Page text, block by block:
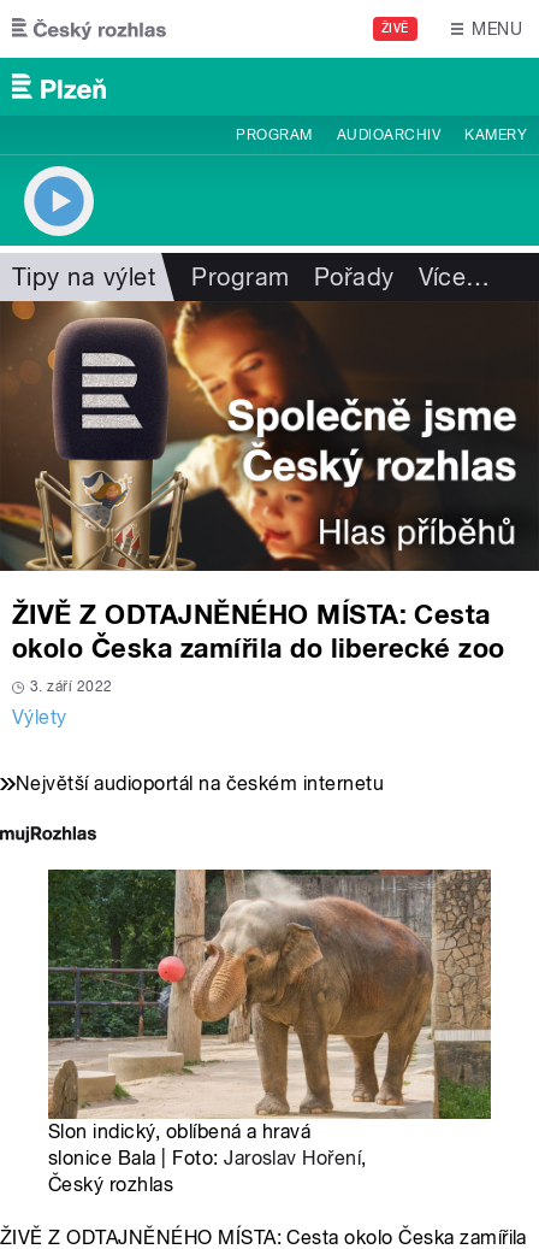
Přejít k hlavnímu obsahu
ŽIVĚ MENU
PROGRAM AUDIOARCHIV KAMERY
Tipy na výlet Program Pořady Více…
ŽIVĚ Z ODTAJNĚNÉHO MÍSTA: Cesta
okolo Česka zamířila do liberecké zoo
3. září 2022
Výlety
Největší audioportál na českém internetu
Slon indický, oblíbená a hravá
slonice Bala | Foto:Jaroslav Hoření,
Český rozhlas
ŽIVĚ Z ODTAJNĚNÉHO MÍSTA: Cesta okolo Česka zamířila